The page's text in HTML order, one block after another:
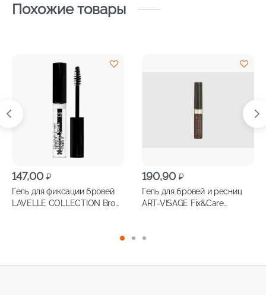
Похожие товары
147,00 ₽
Гель для фиксации бровей
LAVELLE COLLECTION Brow
190,90 ₽
Гель для бровей и ресниц
ART-VISAGE Fix&Care